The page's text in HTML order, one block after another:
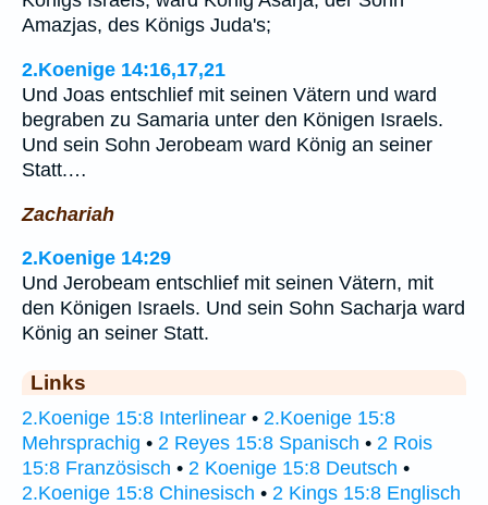
Amazjas, des Königs Juda's;
2.Koenige 14:16,17,21
Und Joas entschlief mit seinen Vätern und ward
begraben zu Samaria unter den Königen Israels.
Und sein Sohn Jerobeam ward König an seiner
Statt.…
Zachariah
2.Koenige 14:29
Und Jerobeam entschlief mit seinen Vätern, mit
den Königen Israels. Und sein Sohn Sacharja ward
König an seiner Statt.
Links
2.Koenige 15:8 Interlinear • 2.Koenige 15:8
Mehrsprachig • 2 Reyes 15:8 Spanisch • 2 Rois
15:8 Französisch • 2 Koenige 15:8 Deutsch •
2.Koenige 15:8 Chinesisch • 2 Kings 15:8 Englisch